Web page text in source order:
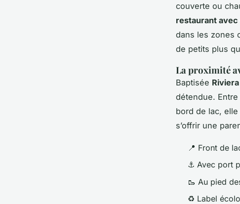
couverte ou
restaurant avec
dans les zones
de petits plus
La proximité
Baptisée
détendue.
bord de lac,
s’offrir une
📍 Front de
⚓ Avec port
🥾 Au pied
♻️ Label